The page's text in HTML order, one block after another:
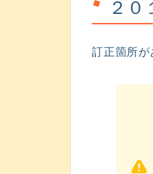
２０
訂正箇所が